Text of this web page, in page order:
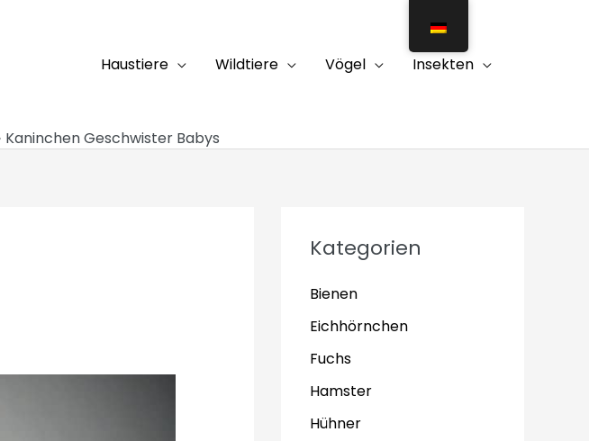
Haustiere Wildtiere Vögel Insekten
Kaninchen Geschwister Babys
Kategorien
Bienen
Eichhörnchen
Fuchs
Hamster
Hühner